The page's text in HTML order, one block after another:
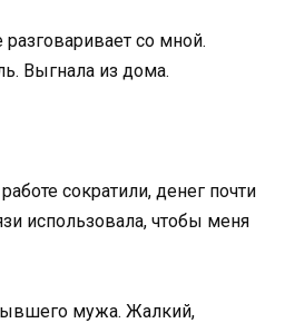
со мной.
Выгнала из дома.
сократили, денег почти
использовала, чтобы меня
мужа. Жалкий,